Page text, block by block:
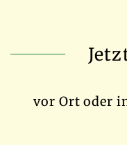
vor Ort oder